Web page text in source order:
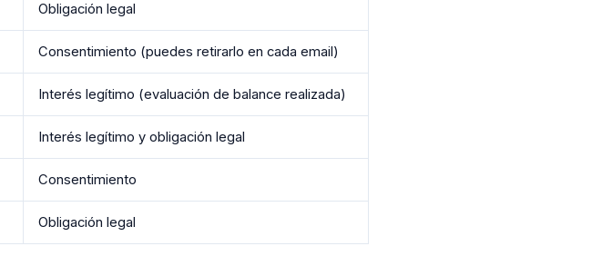
Obligación legal
Consentimiento (puedes retirarlo en cada email)
Interés legítimo (evaluación de balance realizada)
Interés legítimo y obligación legal
Consentimiento
Obligación legal